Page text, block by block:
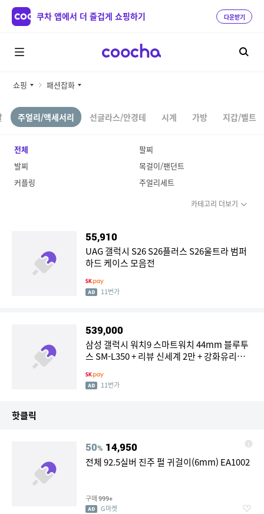
쿠차 앱에서 더 즐겁게 쇼핑하기 다운받기
쇼핑 패션잡화
주얼리/액세서리 선글라스/안경테 시계 가방 지갑/벨트
전체
팔찌
발찌
목걸이/팬던트
커플링
주얼리세트
카테고리 더보기
55,910
UAG 갤럭시 S26 S26플러스 S26울트라 범퍼
하드 케이스 모음전
11번가
539,000
삼성 갤럭시 워치9 스마트워치 44mm 블루투
스 SM-L350 + 리뷰 신세계 2만 + 강화유리필
11번가
핫클릭
50% 14,950
전체 92.5실버 진주 펄 귀걸이(6mm) EA1002
구매 999+
G마켓